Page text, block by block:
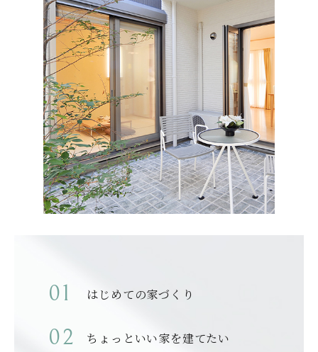
はじめての家づくり
ちょっといい家を建てたい